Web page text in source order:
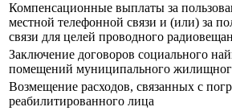
Компенсационные выплаты за
местной телефонной связи и (или) за
связи для целей проводного
Заключение договоров социального
помещений муниципального
Возмещение расходов, связанных с
реабилитированного лица